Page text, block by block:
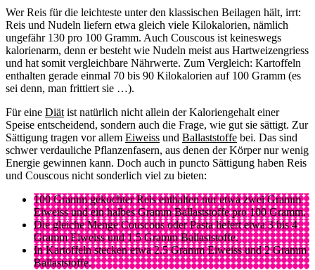
Wer Reis für die leichteste unter den klassischen Beilagen hält, irrt:
Reis und Nudeln liefern etwa gleich viele Kilokalorien, nämlich
ungefähr 130 pro 100 Gramm. Auch Couscous ist keineswegs
kalorienarm, denn er besteht wie Nudeln meist aus Hartweizengriess
und hat somit vergleichbare Nährwerte. Zum Vergleich: Kartoffeln
enthalten gerade einmal 70 bis 90 Kilokalorien auf 100 Gramm (es
sei denn, man frittiert sie …).
Für eine Diät ist natürlich nicht allein der Kaloriengehalt einer
Speise entscheidend, sondern auch die Frage, wie gut sie sättigt. Zur
Sättigung tragen vor allem Eiweiss und Ballaststoffe bei. Das sind
schwer verdauliche Pflanzenfasern, aus denen der Körper nur wenig
Energie gewinnen kann. Doch auch in puncto Sättigung haben Reis
und Couscous nicht sonderlich viel zu bieten:
100 Gramm gekochter Reis enthalten nur etwa zwei Gramm
Eiweiss und ein halbes Gramm Ballaststoffe pro 100 Gramm.
Die gleiche Menge Couscous oder Pasta liefert etwa 3 bis 4
Gramm Eiweiss und 1.5 Gramm Ballaststoffe.
In Kartoffeln stecken etwa 2.5 Gramm Eiweiss und 2 Gramm
Ballaststoffe.